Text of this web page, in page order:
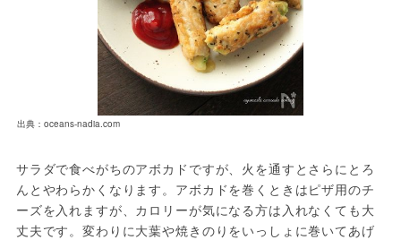
出典：oceans-nadia.com
サラダで食べがちのアボカドですが、火を通すとさらにとろ
んとやわらかくなります。アボカドを巻くときはピザ用のチ
ーズを入れますが、カロリーが気になる方は入れなくても大
丈夫です。変わりに大葉や焼きのりをいっしょに巻いてあげ